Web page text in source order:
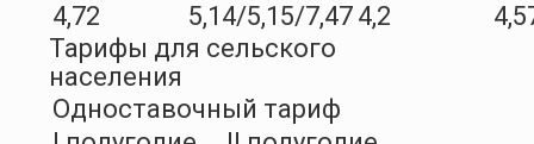
4,72
5,14/5,15/7,47 4,2
Тарифы для сельского
населения
Одноставочный тариф